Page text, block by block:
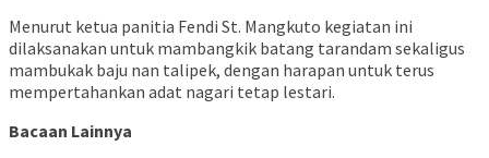
Menurut ketua panitia Fendi St. Mangkuto kegiatan ini
dilaksanakan untuk mambangkik batang tarandam sekaligus
mambukak baju nan talipek, dengan harapan untuk terus
mempertahankan adat nagari tetap lestari.
Bacaan Lainnya